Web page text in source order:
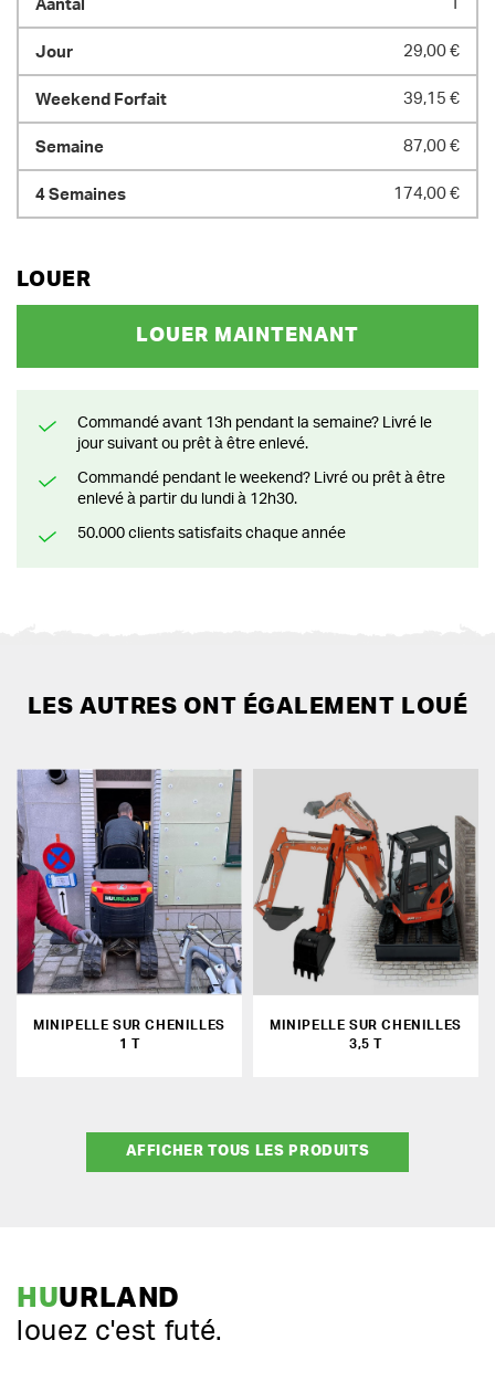
29,00 €
39,15 €
87,00 €
174,00 €
LOUER
LOUER MAINTENANT
Commandé avant 13h pendant la semaine? Livré le
jour suivant ou prêt à être enlevé.
Commandé pendant le weekend? Livré ou prêt à être
enlevé à partir du lundi à 12h30.
50.000 clients satisfaits chaque année
LES AUTRES ONT ÉGALEMENT LOUÉ
MINIPELLE SUR CHENILLES
1 T
MINIPELLE SUR CHENILLES
3,5 T
AFFICHER TOUS LES PRODUITS
HUURLAND
louez c'est futé.